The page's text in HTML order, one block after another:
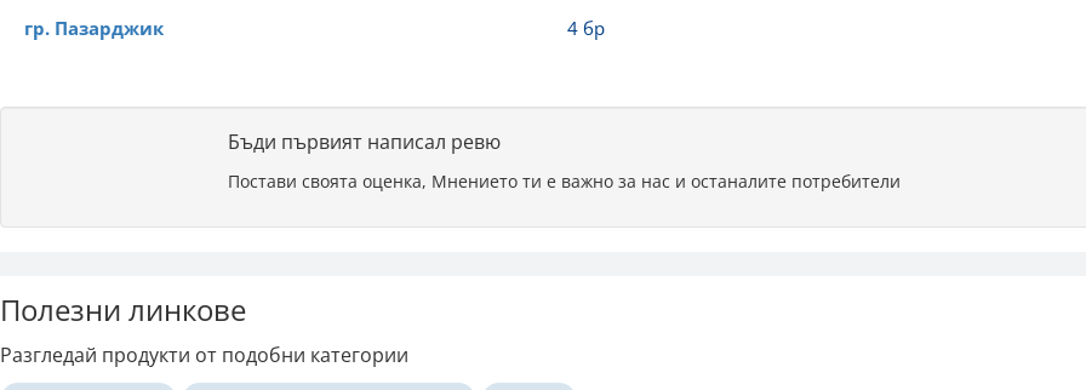
гр. Пазарджик 4 бр
Бъди първият написал ревю
Постави своята оценка, Мнението ти е важно за нас и останалите потребители
Полезни линкове
Разгледай продукти от подобни категории